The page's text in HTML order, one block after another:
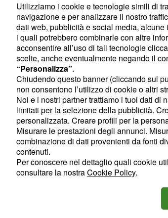
Le anticipazioni delle nuove riprese,
Elios di Roma e in programma
visione sui teleschermi di Canale 5,
un cavaliere che ha suscitato l'emozione
presente in studio.
Scendendo nei dettagli,Riccardo
ritorno nel parterre maschiledel trono
l'anima gemella, dopo essere stato
grande storia d'amore con Ida Platano e
entrambe finite con un nulla di fatto.
del tarantino ha suscitato la reazione della
Utilizziamo i cookie e tecnologie simili di
navigazione e per analizzare il nostro
dati web, pubblicità e social media,
i quali potrebbero combinarle con altre
acconsentire all’uso di tali tecnologie
scelte, anche eventualmente negando il
“Personalizza”.
Chiudendo questo banner (cliccando sul
non consentono l’utilizzo di cookie o altri
Noi e i nostri partner trattiamo i tuoi dati di
limitati per la selezione della pubblicità.
personalizzata. Creare profili per la
Misurare le prestazioni degli annunci.
combinazione di dati provenienti da fonti
contenuti.
Per conoscere nel dettaglio quali cookie
consultare la nostraCookie Policy.